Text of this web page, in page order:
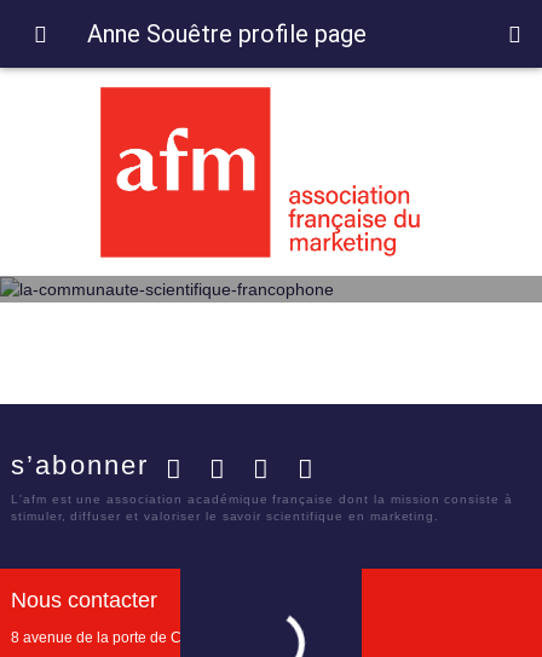
s’abonner
L'afm est une association académique française dont la mission consiste à
stimuler, diffuser et valoriser le savoir scientifique en marketing.
Nous contacter
8 avenue de la porte de Champerret 75017
Anne Souêtre profile page